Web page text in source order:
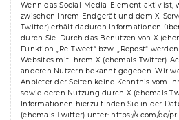
Wenn das Social-Media-Element aktiv ist,
zwischen Ihrem Endgerät und dem X-
Twitter) erhält dadurch Informationen
durch Sie. Durch das Benutzen von X
Funktion „Re-Tweet“ bzw. „Repost“
Websites mit Ihrem X (ehemals Twitter)-
anderen Nutzern bekannt gegeben. Wir
Anbieter der Seiten keine Kenntnis vom
sowie deren Nutzung durch X (ehemals
Informationen hierzu finden Sie in der
(ehemals Twitter) unter: https://x.com/de/